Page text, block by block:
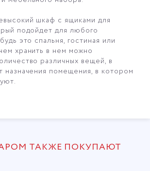
шкаф с ящиками для
подойдет для любого
это спальня, гостиная или
хранить в нем можно
различных вещей, в
назначения помещения, в котором
ТАКЖЕ ПОКУПАЮТ